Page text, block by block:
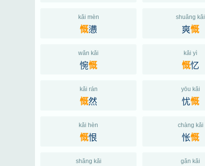
kǎi mèn
慨懑
shuǎng kǎi
爽慨
wǎn kǎi
惋慨
kǎi yì
慨忆
kǎi rán
慨然
yōu kǎi
忧慨
kǎi hèn
慨恨
chàng kǎi
怅慨
shǎng kǎi gǎn kǎi